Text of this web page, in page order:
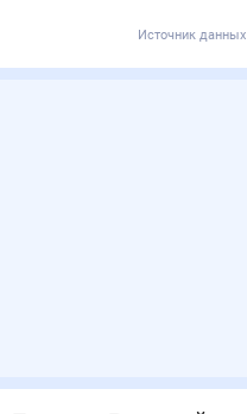
Источник данных